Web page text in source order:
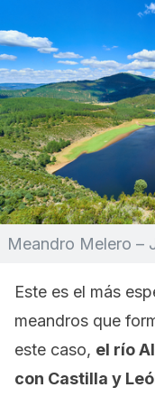
Meandro Melero –
Este es el más
meandros que
este caso, el río
con Castilla y